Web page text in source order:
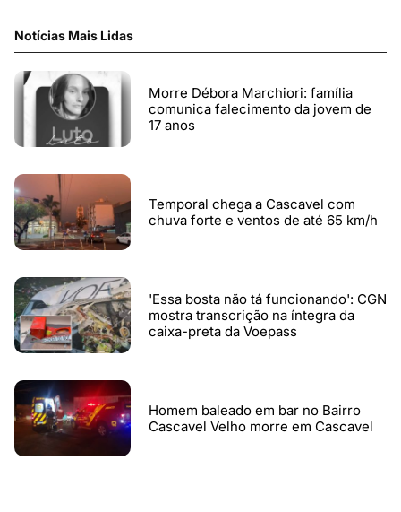
Notícias Mais Lidas
Morre Débora Marchiori: família
comunica falecimento da jovem de
17 anos
Temporal chega a Cascavel com
chuva forte e ventos de até 65 km/h
'Essa bosta não tá funcionando': CGN
mostra transcrição na íntegra da
caixa-preta da Voepass
Homem baleado em bar no Bairro
Cascavel Velho morre em Cascavel